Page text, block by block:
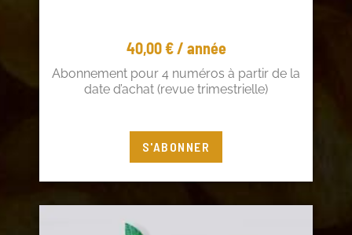
40,00€/ année
Abonnement pour 4 numéros à partir de la
date d’achat (revue trimestrielle)
Vous êtes adhérent ? Profitez de 5€ de
réduction !
S'ABONNER